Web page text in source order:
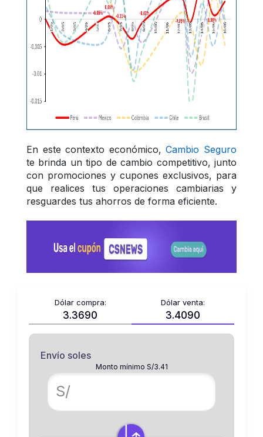
En este contexto económico, Cambio Seguro
te brinda un tipo de cambio competitivo, junto
con promociones y cupones exclusivos, para
que realices tus operaciones cambiarias y
resguardes tus ahorros de forma eficiente.
Dólar compra:
3.3690
Dólar venta:
3.4090
Envío soles
Monto mínimo S/3.41
S/